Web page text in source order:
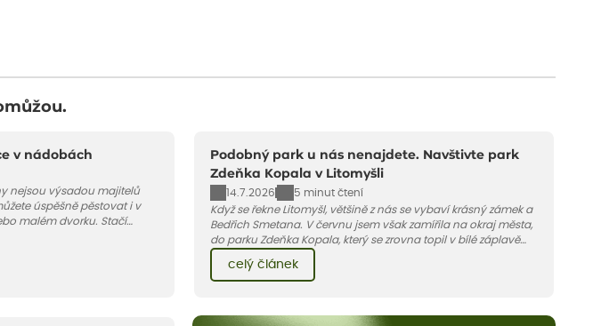
v nádobách
nejsou výsadou majitelů
úspěšně pěstovat i v
malém dvorku. Stačí
vám poradíme, jak na
Podobný park u nás nenajdete. Navštivte park
Zdeňka Kopala v Litomyšli
14.7.2026
5 minut čtení
Když se řekne Litomyšl, většině z nás se vybaví krásný zámek a
Bedřich Smetana. V červnu jsem však zamířila na okraj města,
do parku Zdeňka Kopala, který se zrovna topil v bílé záplavě
nim pár řádků o tom, jak tento jedinečný kus krajiny vznikl.
celý článek